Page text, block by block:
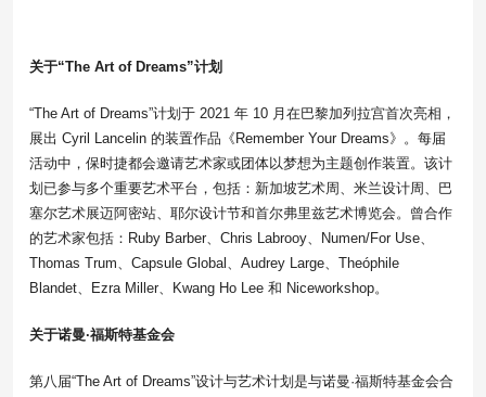
关于“The Art of Dreams”计划
“The Art of Dreams”计划于 2021 年 10 月在巴黎加列拉宫首次亮相，
展出 Cyril Lancelin 的装置作品《Remember Your Dreams》。每届
活动中，保时捷都会邀请艺术家或团体以梦想为主题创作装置。该计
划已参与多个重要艺术平台，包括：新加坡艺术周、米兰设计周、巴
塞尔艺术展迈阿密站、耶尔设计节和首尔弗里兹艺术博览会。曾合作
的艺术家包括：Ruby Barber、Chris Labrooy、Numen/For Use、
Thomas Trum、Capsule Global、Audrey Large、Theóphile
Blandet、Ezra Miller、Kwang Ho Lee 和 Niceworkshop。
关于诺曼·福斯特基金会
第八届“The Art of Dreams”设计与艺术计划是与诺曼·福斯特基金会合